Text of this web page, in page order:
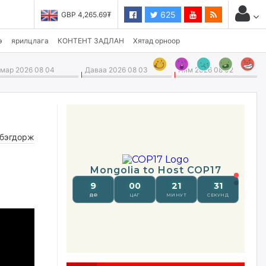
USD 3,496.90₮
GBP 4,265.69₮ 625
ярилцлага КОНТЕНТ ЗАДЛАН Хятад орноор
2026 08 04 Даваа 2026 08 03 Ням 2026 08 02